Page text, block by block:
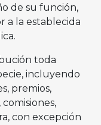
de su función,
a la establecida
toda
incluyendo
premios,
con excepción